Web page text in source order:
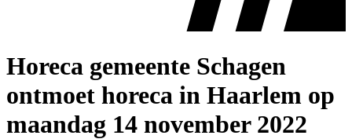
Horeca gemeente Schagen
ontmoet horeca in Haarlem op
maandag 14 november 2022